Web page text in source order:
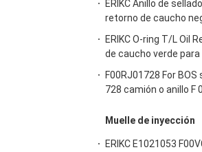
ERIKC Anillo de
retorno de caucho
ERIKC O-ring T/L Oil
de caucho verde para
F00RJ01728 For
728 camión o anillo F
Muelle de inyección
ERIKC E1021053